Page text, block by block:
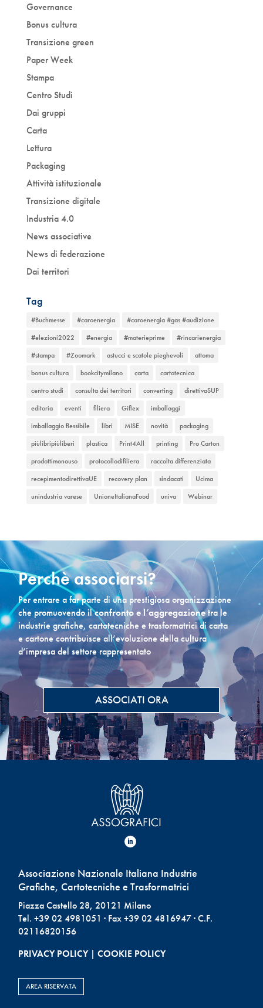
Governance
Bonus cultura
Transizione green
Paper Week
Stampa
Centro Studi
Dai gruppi
Carta
Lettura
Packaging
Attività istituzionale
Transizione digitale
Industria 4.0
News associative
News di federazione
Dai territori
Tag
#Buchmesse #caroenergia
#caroenergia #gas #audizione
#elezioni2022
#energia #materieprime
#rincarienergia
#stampa
#Zoomark astucci e scatole pieghevoli
attoma
bonus cultura
bookcitymilano carta
cartotecnica
centro studi
consulta dei territori converting
direttivaSUP
editoria
eventi filiera Giflex
imballaggi
imballaggio flessibile
libri MISE novità
packaging
piùlibripiùliberi
plastica Print4All printing
Pro Carton
prodottimonouso
protocollodifiliera
raccolta differenziata
recepimentodirettivaUE
recovery plan sindacati
Ucima
unindustria varese
UnioneItalianaFood univa Webinar
Perchè associarsi?
Per entrare a far parte di una prestigiosa organizzazione
che promuovendo ilconfronto e l’aggregazionetra le
industrie grafiche, cartotecniche e trasformatrici di carta
e cartone contribuisce all’evoluzione della cultura
d’impresa del settore rappresentato
ASSOCIATI ORA
Associazione Nazionale Italiana Industrie
Grafiche, Cartotecniche e Trasformatrici
Piazza Castello 28, 20121 Milano
Tel. +39 02 4981051 · Fax +39 02 4816947 · C.F.
02116820156
PRIVACY POLICY|COOKIE POLICY
AREA RISERVATA